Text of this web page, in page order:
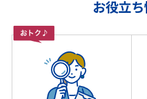
お役立